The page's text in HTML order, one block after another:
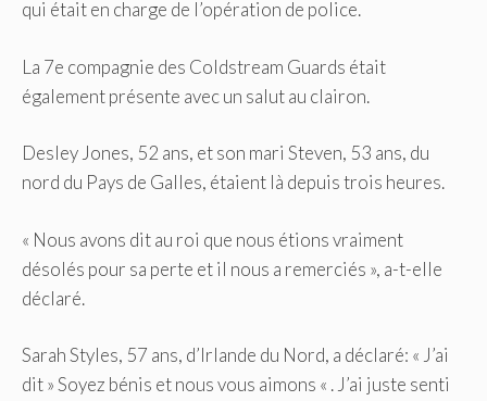
qui était en charge de l’opération de police.
La 7e compagnie des Coldstream Guards était
également présente avec un salut au clairon.
Desley Jones, 52 ans, et son mari Steven, 53 ans, du
nord du Pays de Galles, étaient là depuis trois heures.
« Nous avons dit au roi que nous étions vraiment
désolés pour sa perte et il nous a remerciés », a-t-elle
déclaré.
Sarah Styles, 57 ans, d’Irlande du Nord, a déclaré: « J’ai
dit » Soyez bénis et nous vous aimons « . J’ai juste senti